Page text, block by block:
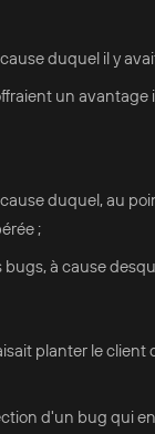
duquel il y
un
duquel, au
;
à cause
planter le client
d'un bug qui